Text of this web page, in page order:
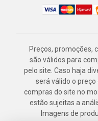
Preços, promoções,
são válidos para
pelo site. Caso haja
será válido o
compras do site no
estão sujeitas a
Imagens de